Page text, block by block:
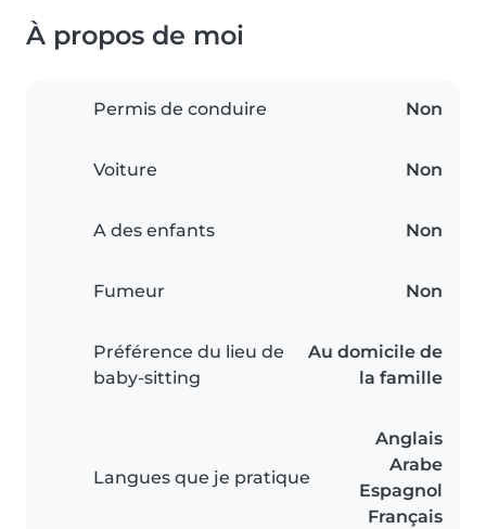
À propos de moi
Permis de conduire Non
Voiture Non
A des enfants Non
Fumeur Non
Préférence du lieu de
baby-sitting
Au domicile de
la famille
Langues que je pratique
Anglais
Arabe
Espagnol
Français